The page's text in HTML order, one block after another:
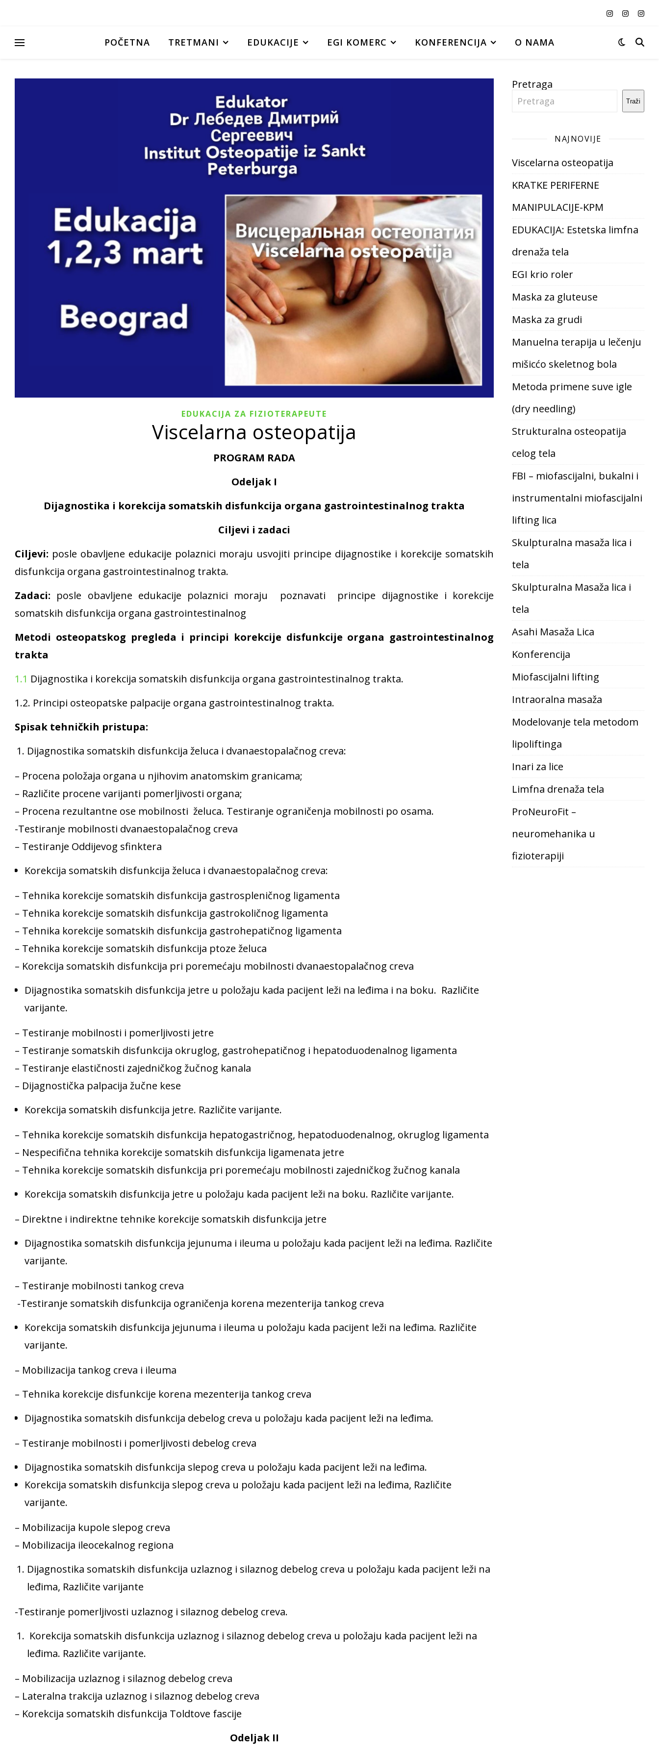
POČETNA TRETMANI EDUKACIJE EGI KOMERC KONFERENCIJA O NAMA
EDUKACIJA ZA FIZIOTERAPEUTE
Viscelarna osteopatija
PROGRAM RADA
Odeljak I
Dijagnostika i korekcija somatskih disfunkcija organa gastrointestinalnog trakta
Ciljevi i zadaci
Ciljevi: posle obavljene edukacije polaznici moraju usvojiti principe dijagnostike i korekcije somatskih
disfunkcija organa gastrointestinalnog trakta.
Zadaci: posle obavljene edukacije polaznici moraju poznavati principe dijagnostike i korekcije
somatskih disfunkcija organa gastrointestinalnog
Metodi osteopatskog pregleda i principi korekcije disfunkcije organa gastrointestinalnog
trakta
1.1 Dijagnostika i korekcija somatskih disfunkcija organa gastrointestinalnog trakta.
1.2. Principi osteopatske palpacije organa gastrointestinalnog trakta.
Spisak tehničkih pristupa:
Dijagnostika somatskih disfunkcija želuca i dvanaestopalačnog creva:
– Procena položaja organa u njihovim anatomskim granicama;
– Različite procene varijanti pomerljivosti organa;
– Procena rezultantne ose mobilnosti želuca. Testiranje ograničenja mobilnosti po osama.
-Testiranje mobilnosti dvanaestopalačnog creva
– Testiranje Oddijevog sfinktera
Korekcija somatskih disfunkcija želuca i dvanaestopalačnog creva:
– Tehnika korekcije somatskih disfunkcija gastrospleničnog ligamenta
– Tehnika korekcije somatskih disfunkcija gastrokoličnog ligamenta
– Tehnika korekcije somatskih disfunkcija gastrohepatičnog ligamenta
– Tehnika korekcije somatskih disfunkcija ptoze želuca
– Korekcija somatskih disfunkcija pri poremećaju mobilnosti dvanaestopalačnog creva
Dijagnostika somatskih disfunkcija jetre u položaju kada pacijent leži na leđima i na boku. Različite
varijante.
– Testiranje mobilnosti i pomerljivosti jetre
– Testiranje somatskih disfunkcija okruglog, gastrohepatičnog i hepatoduodenalnog ligamenta
– Testiranje elastičnosti zajedničkog žučnog kanala
– Dijagnostička palpacija žučne kese
Korekcija somatskih disfunkcija jetre. Različite varijante.
– Tehnika korekcije somatskih disfunkcija hepatogastričnog, hepatoduodenalnog, okruglog ligamenta
– Nespecifična tehnika korekcije somatskih disfunkcija ligamenata jetre
– Tehnika korekcije somatskih disfunkcija pri poremećaju mobilnosti zajedničkog žučnog kanala
Korekcija somatskih disfunkcija jetre u položaju kada pacijent leži na boku. Različite varijante.
– Direktne i indirektne tehnike korekcije somatskih disfunkcija jetre
Dijagnostika somatskih disfunkcija jejunuma i ileuma u položaju kada pacijent leži na leđima. Različite
varijante.
– Testiranje mobilnosti tankog creva
-Testiranje somatskih disfunkcija ograničenja korena mezenterija tankog creva
Korekcija somatskih disfunkcija jejunuma i ileuma u položaju kada pacijent leži na leđima. Različite
varijante.
– Mobilizacija tankog creva i ileuma
– Tehnika korekcije disfunkcije korena mezenterija tankog creva
Dijagnostika somatskih disfunkcija debelog creva u položaju kada pacijent leži na leđima.
– Testiranje mobilnosti i pomerljivosti debelog creva
Dijagnostika somatskih disfunkcija slepog creva u položaju kada pacijent leži na leđima.
Korekcija somatskih disfunkcija slepog creva u položaju kada pacijent leži na leđima, Različite
varijante.
– Mobilizacija kupole slepog creva
– Mobilizacija ileocekalnog regiona
Dijagnostika somatskih disfunkcija uzlaznog i silaznog debelog creva u položaju kada pacijent leži na
leđima, Različite varijante
-Testiranje pomerljivosti uzlaznog i silaznog debelog creva.
Korekcija somatskih disfunkcija uzlaznog i silaznog debelog creva u položaju kada pacijent leži na
leđima. Različite varijante.
– Mobilizacija uzlaznog i silaznog debelog creva
– Lateralna trakcija uzlaznog i silaznog debelog creva
– Korekcija somatskih disfunkcija Toldtove fascije
Odeljak II
Pretraga
Traži
NAJNOVIJE
Viscelarna osteopatija
KRATKE PERIFERNE
MANIPULACIJE-KPM
EDUKACIJA: Estetska limfna
drenaža tela
EGI krio roler
Maska za gluteuse
Maska za grudi
Manuelna terapija u lečenju
mišicćo skeletnog bola
Metoda primene suve igle
(dry needling)
Strukturalna osteopatija
celog tela
FBI – miofascijalni, bukalni i
instrumentalni miofascijalni
lifting lica
Skulpturalna masaža lica i
tela
Skulpturalna Masaža lica i
tela
Asahi Masaža Lica
Konferencija
Miofascijalni lifting
Intraoralna masaža
Modelovanje tela metodom
lipoliftinga
Inari za lice
Limfna drenaža tela
ProNeuroFit –
neuromehanika u
fizioterapiji